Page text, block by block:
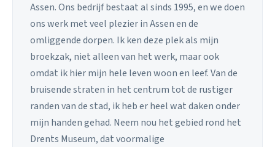
Assen. Ons bedrijf bestaat al sinds 1995, en we doen
ons werk met veel plezier in Assen en de
omliggende dorpen. Ik ken deze plek als mijn
broekzak, niet alleen van het werk, maar ook
omdat ik hier mijn hele leven woon en leef. Van de
bruisende straten in het centrum tot de rustiger
randen van de stad, ik heb er heel wat daken onder
mijn handen gehad. Neem nou het gebied rond het
Drents Museum, dat voormalige